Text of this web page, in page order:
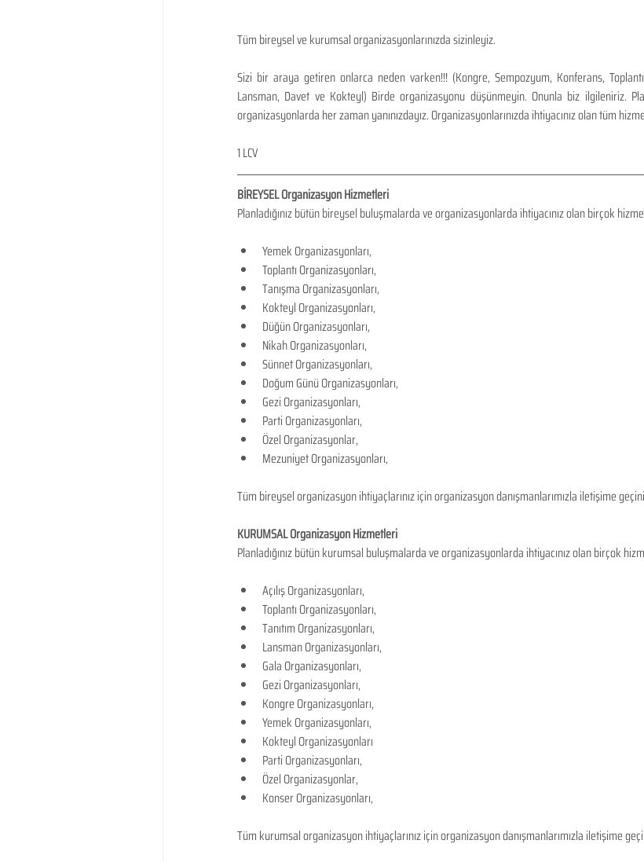
Tüm bireysel ve kurumsal organizasyonlarınızda sizinleyiz.
Sizi bir araya getiren onlarca neden varken!!! (Kongre, Sempozyum, Konferans, Toplantı,
Lansman, Davet ve Kokteyl) Birde organizasyonu düşünmeyin. Onunla biz ilgileniriz.
organizasyonlarda her zaman yanınızdayız. Organizasyonlarınızda ihtiyacınız olan tüm
1 LCV
BİREYSEL Organizasyon Hizmetleri
Planladığınız bütün bireysel buluşmalarda ve organizasyonlarda ihtiyacınız olan birçok
Yemek Organizasyonları,
Toplantı Organizasyonları,
Tanışma Organizasyonları,
Kokteyl Organizasyonları,
Düğün Organizasyonları,
Nikah Organizasyonları,
Sünnet Organizasyonları,
Doğum Günü Organizasyonları,
Gezi Organizasyonları,
Parti Organizasyonları,
Özel Organizasyonlar,
Mezuniyet Organizasyonları,
Tüm bireysel organizasyon ihtiyaçlarınız için organizasyon danışmanlarımızla iletişime
KURUMSAL Organizasyon Hizmetleri
Planladığınız bütün kurumsal buluşmalarda ve organizasyonlarda ihtiyacınız olan birçok
Açılış Organizasyonları,
Toplantı Organizasyonları,
Tanıtım Organizasyonları,
Lansman Organizasyonları,
Gala Organizasyonları,
Gezi Organizasyonları,
Kongre Organizasyonları,
Yemek Organizasyonları,
Kokteyl Organizasyonları
Parti Organizasyonları,
Özel Organizasyonlar,
Konser Organizasyonları,
Tüm kurumsal organizasyon ihtiyaçlarınız için organizasyon danışmanlarımızla iletişime